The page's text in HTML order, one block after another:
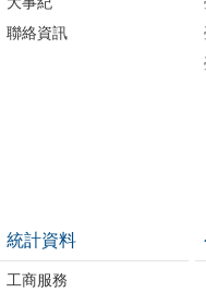
聯絡資訊
統計資料
工商服務